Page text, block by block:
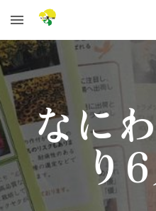
Skip to main content
なにわ
り6